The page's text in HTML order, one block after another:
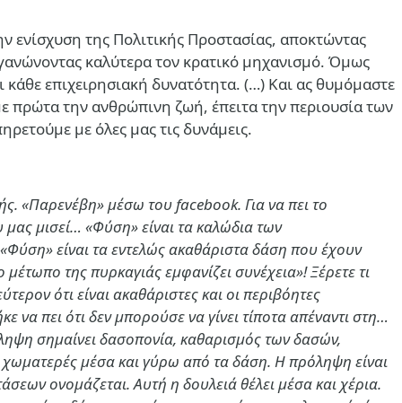
ενίσχυση της Πολιτικής Προστασίας, αποκτώντας
καλύτερα τον κρατικό μηχανισμό. Όμως
επιχειρησιακή δυνατότητα. (…) Και ας θυμόμαστε
πρώτα την ανθρώπινη ζωή, έπειτα την περιουσία των
με όλες μας τις δυνάμεις.
«Παρενέβη» μέσω του facebook. Για να πει το
μας μισεί… «Φύση» είναι τα καλώδια των
είναι τα εντελώς ακαθάριστα δάση που έχουν
της πυρκαγιάς εμφανίζει συνέχεια»! Ξέρετε τι
ότι είναι ακαθάριστες και οι περιβόητες
να πει ότι δεν μπορούσε να γίνει τίποτα απέναντι στη…
σημαίνει δασοπονία, καθαρισμός των δασών,
μέσα και γύρω από τα δάση. Η πρόληψη είναι
ονομάζεται. Αυτή η δουλειά θέλει μέσα και χέρια.